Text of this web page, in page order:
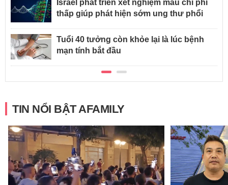
Israel phát triển xét nghiệm máu chi phí
thấp giúp phát hiện sớm ung thư phổi
Tuổi 40 tưởng còn khỏe lại là lúc bệnh
mạn tính bắt đầu
TIN NỔI BẬT AFAMILY